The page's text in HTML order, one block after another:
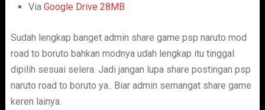
Via Google Drive 28MB
Sudah lengkap banget admin share game psp naruto mod
road to boruto bahkan modnya udah lengkap itu tinggal
dipilih sesuai selera. Jadi jangan lupa share postingan psp
naruto road to boruto ya.. Biar admin semangat share game
keren lainya.